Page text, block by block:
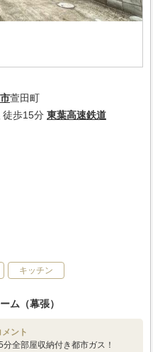
萱田町
徒歩15分 東葉高速鉄道
キッチン
ム（幕張）
ント
全部屋収納付き都市ガス！